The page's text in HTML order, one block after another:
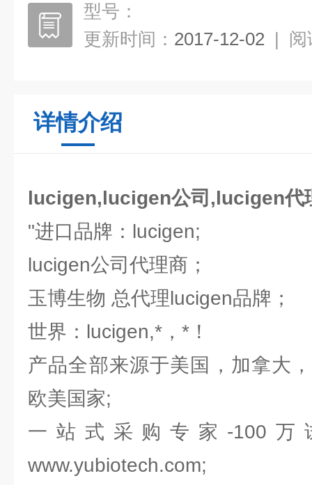
型号：
更新时间： 2017-12-02 | 阅
详情介绍
lucigen,lucigen公司,lucigen代
"进口品牌：lucigen;
lucigen公司代理商；
玉博生物 总代理lucigen品牌；
世界：lucigen,*，*！
产品全部来源于美国，加拿大
欧美国家;
一站式采购专家-100万
www.yubiotech.com;